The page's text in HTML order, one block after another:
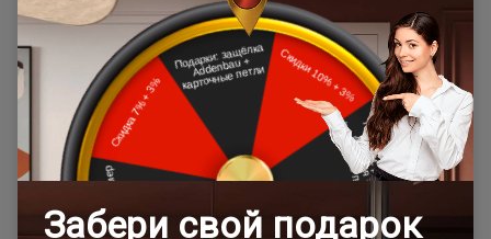
Программы
лояльности